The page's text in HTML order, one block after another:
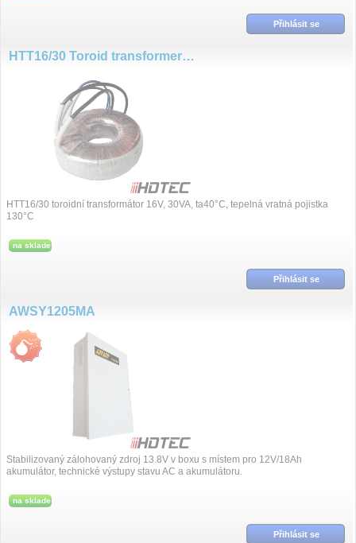
Přihlásit se
HTT16/30 Toroid transformers 16V, 30VA
HTT16/30 toroidní transformátor 16V, 30VA, ta40°C, tepelná vratná pojistka
130°C
na sklade
Přihlásit se
AWSY1205MA
Stabilizovaný zálohovaný zdroj 13.8V v boxu s místem pro 12V/18Ah
akumulátor, technické výstupy stavu AC a akumulátoru.
na sklade
Přihlásit se